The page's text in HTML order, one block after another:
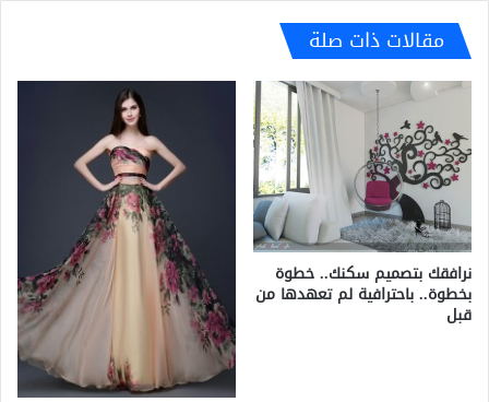
مقالات ذات صلة
نرافقك بتصميم سكنك.. خطوة
بخطوة.. باحترافية لم تعهدها من
قبل